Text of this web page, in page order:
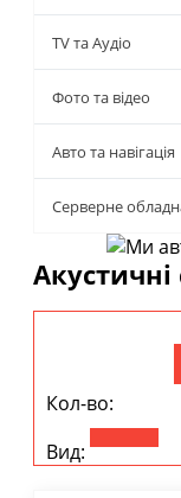
TV та Аудіо
Фото та відео
Авто та навігація
Серверне
Кол-во:
Вид: